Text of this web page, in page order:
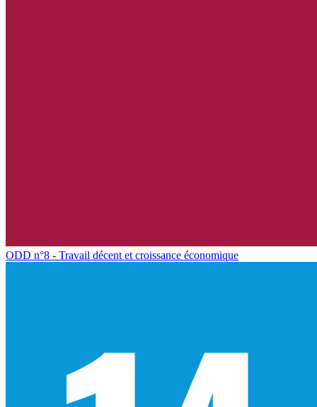
ODD n°8 - Travail décent et croissance économique